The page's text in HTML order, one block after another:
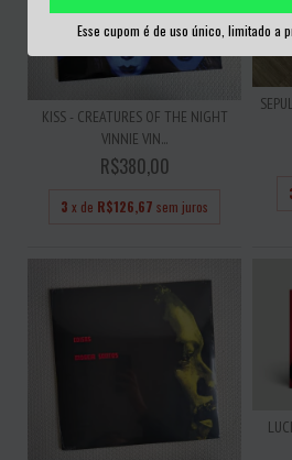
Esse cupom é de uso único, limitado a
KISS - CREATURES OF THE NIGHT
VINNIE VIN...
R$380,00
3 x de R$126,67 sem juros